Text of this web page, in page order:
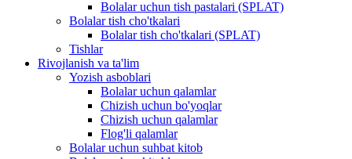
Bolalar uchun tish pastalari (SPLAT)
Bolalar tish cho'tkalari
Bolalar tish cho'tkalari (SPLAT)
Tishlar
Rivojlanish va ta'lim
Yozish asboblari
Bolalar uchun qalamlar
Chizish uchun bo'yoqlar
Chizish uchun qalamlar
Flog'li qalamlar
Bolalar uchun suhbat kitob